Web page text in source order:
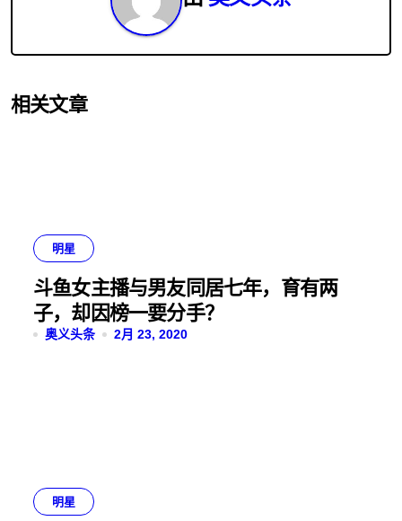
相关文章
明星
斗鱼女主播与男友同居七年，育有两
子，却因榜一要分手？
奥义头条 2月 23, 2020
明星